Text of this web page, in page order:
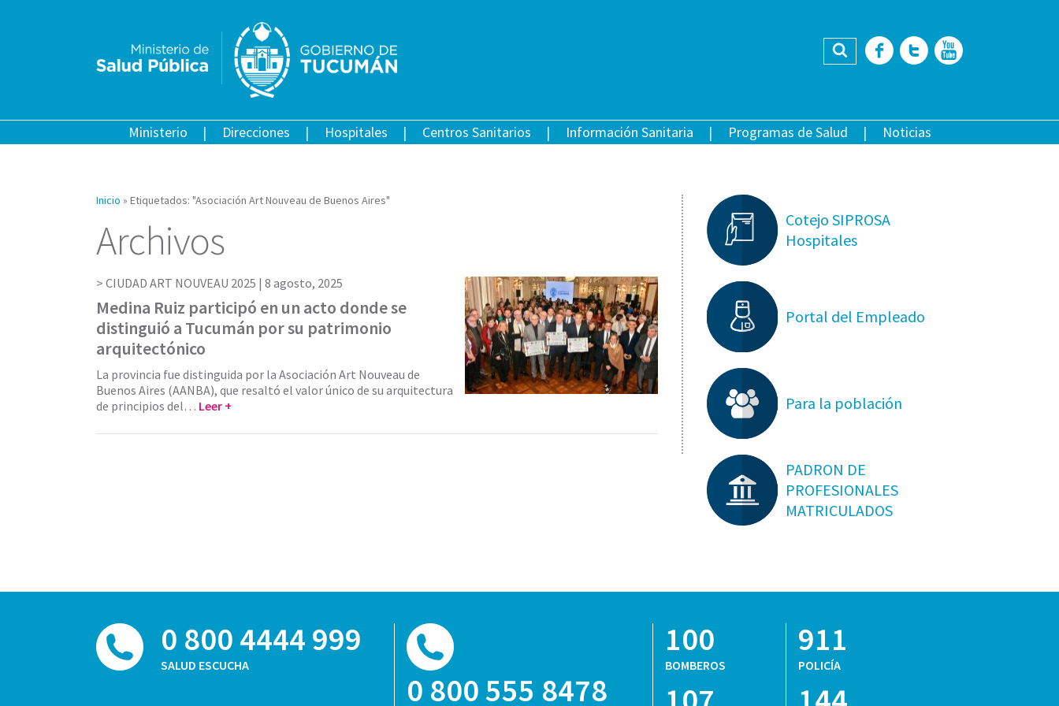
Buscar Facebook
Twitter
Ministerio Direcciones Hospitales Centros Sanitarios Información Sanitaria Programas de Salud Noticias
Inicio » Etiquetados: "Asociación Art Nouveau de Buenos Aires"
Archivos
CIUDAD ART NOUVEAU 2025 | 8 agosto, 2025
Medina Ruiz participó en un acto donde se
distinguió a Tucumán por su patrimonio
arquitectónico
La provincia fue distinguida por la Asociación Art Nouveau de
Buenos Aires (AANBA), que resaltó el valor único de su arquitectura
de principios del… Leer +
Cotejo SIPROSA
Hospitales
Portal del Empleado
Para la población
PADRON DE
PROFESIONALES
MATRICULADOS
0 800 4444 999
SALUD ESCUCHA
0 800 555 8478
100
BOMBEROS
911
POLICÍA